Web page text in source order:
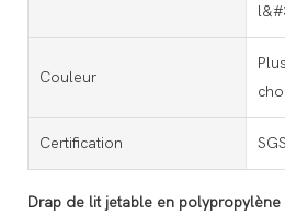
Couleur
Certification
Drap de lit jetable en polypropylène